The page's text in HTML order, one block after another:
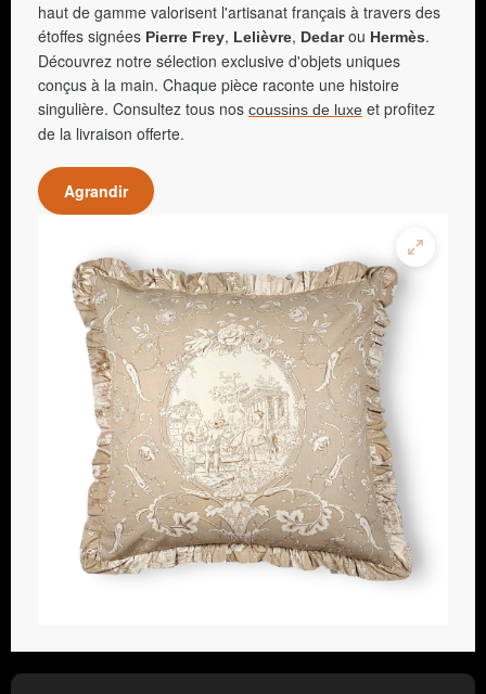
haut de gamme valorisent l'artisanat français à travers des
étoffes signées Pierre Frey, Lelièvre, Dedarou Hermès.
Découvrez notre sélection exclusive d'objets uniques
conçus à la main. Chaque pièce raconte une histoire
singulière. Consultez tous nos coussins de luxe et profitez
de la livraison offerte.
Agrandir